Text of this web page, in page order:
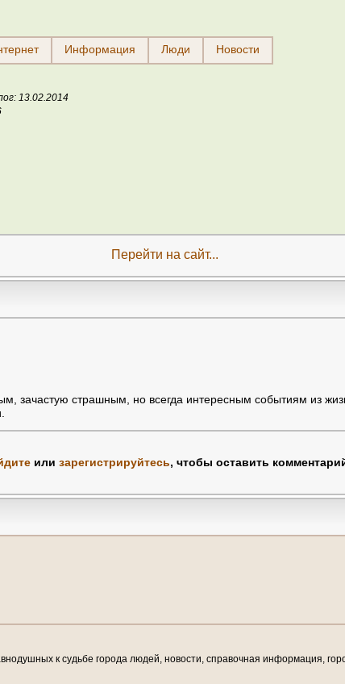
Информация Люди Новости
13.02.2014
Перейти на сайт...
страшным, но всегда интересным событиям из
или зарегистрируйтесь, чтобы оставить
к судьбе города людей, новости, справочная информация,